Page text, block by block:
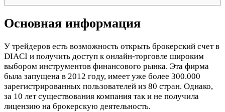
Основная информация
У трейдеров есть возможность открыть брокерский счет в
DIACI и получить доступ к онлайн-торговле широким
выбором инструментов финансового рынка. Эта фирма
была запущена в 2012 году, имеет уже более 300.000
зарегистрированных пользователей из 80 стран. Однако,
за 10 лет существования компания так и не получила
лицензию на брокерскую деятельность.